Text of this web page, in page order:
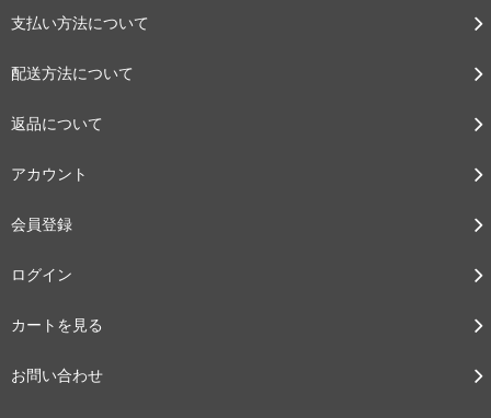
支払い方法について
配送方法について
返品について
アカウント
会員登録
ログイン
カートを見る
お問い合わせ